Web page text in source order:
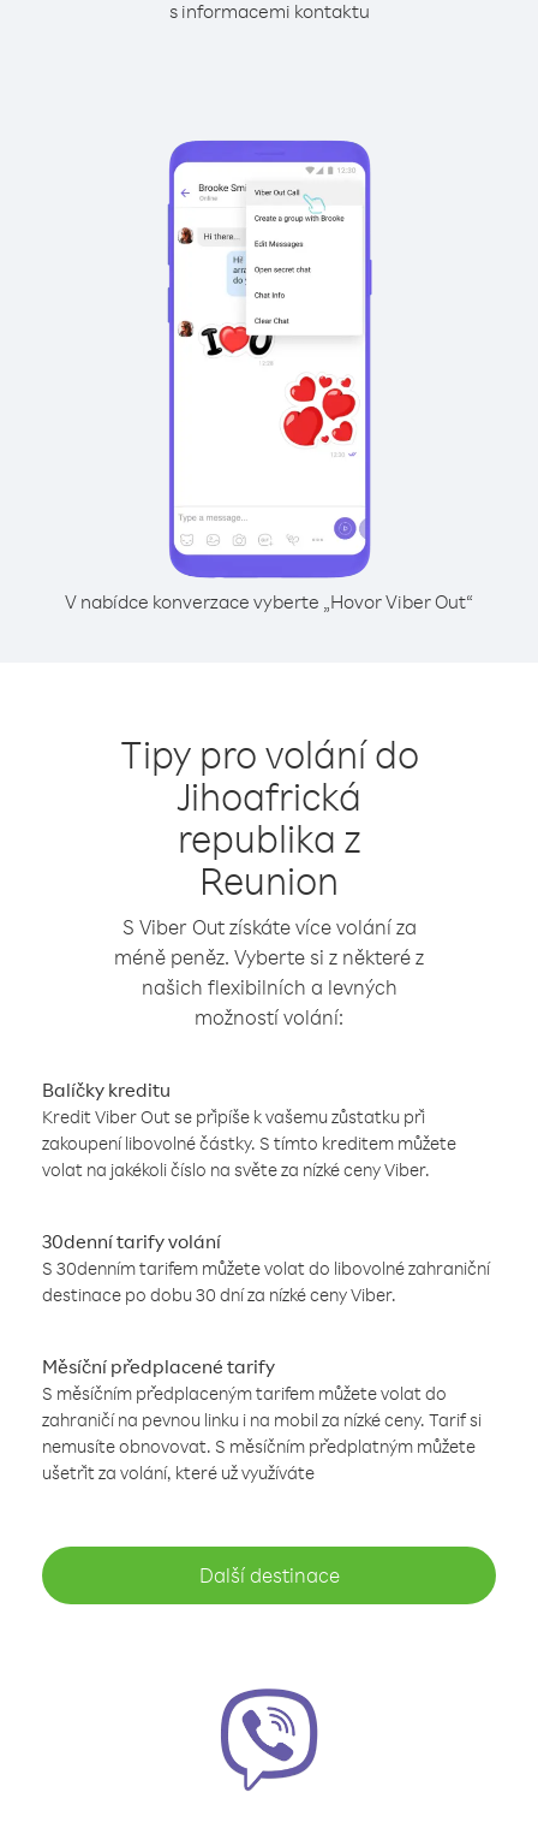
s informacemi kontaktu
V nabídce konverzace vyberte „Hovor Viber Out“
Tipy pro volání do
Jihoafrická
republika z
Reunion
S Viber Out získáte více volání za
méně peněz. Vyberte si z některé z
našich flexibilních a levných
možností volání:
Balíčky kreditu
Kredit Viber Out se připíše k vašemu zůstatku při
zakoupení libovolné částky. S tímto kreditem můžete
volat na jakékoli číslo na světe za nízké ceny Viber.
30denní tarify volání
S 30denním tarifem můžete volat do libovolné zahraniční
destinace po dobu 30 dní za nízké ceny Viber.
Měsíční předplacené tarify
S měsíčním předplaceným tarifem můžete volat do
zahraničí na pevnou linku i na mobil za nízké ceny. Tarif si
nemusíte obnovovat. S měsíčním předplatným můžete
ušetřit za volání, které už využíváte
Další destinace